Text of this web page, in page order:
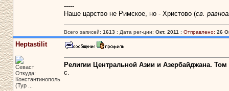
-----
Наше царство не Римское, но - Христово (св.
Всего записей: 1613: Дата рег-ции: Окт. 2011 : Отправлено: 26
Heptastilit
Севаст
Откуда:
Константинополь
(Тур ...
Религии Центральной Азии и Азербайджана. Том
с.